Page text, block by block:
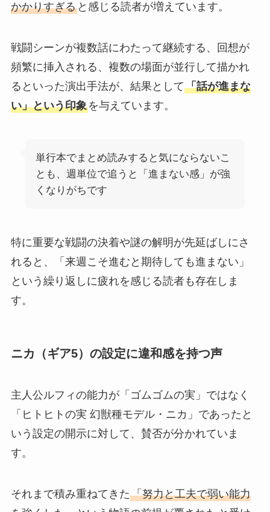
かかりすぎると感じる読者が増えています。
戦闘シーンが複数話にわたって継続する、回想が
頻繁に挿入される、複数の場面が並行して描かれ
るといった演出手法が、結果として「話が進まな
い」という印象を与えています。
単行本でまとめ読みすると気にならないこ
とも、週単位で追うと「進まない感」が強
くなりがちです
特に重要な戦闘の決着や謎の解明が先延ばしにさ
れると、「来週こそ進むと期待しても進まない」
という繰り返しに疲れを感じる読者も存在しま
す。
ニカ（ギア5）の設定に違和感を持つ声
主人公ルフィの能力が「ゴムゴムの実」ではなく
「ヒトヒトの実 幻獣種モデル・ニカ」であったと
いう設定の開示に対して、賛否が分かれていま
す。
それまで積み重ねてきた「努力と工夫で弱い能力